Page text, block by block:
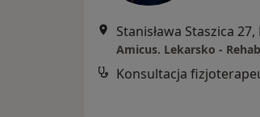
Stanisława Staszica
Konsultacja